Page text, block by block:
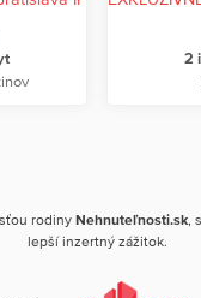
2
rodiny Nehnuteľnosti.sk,
lepší inzertný zážitok.